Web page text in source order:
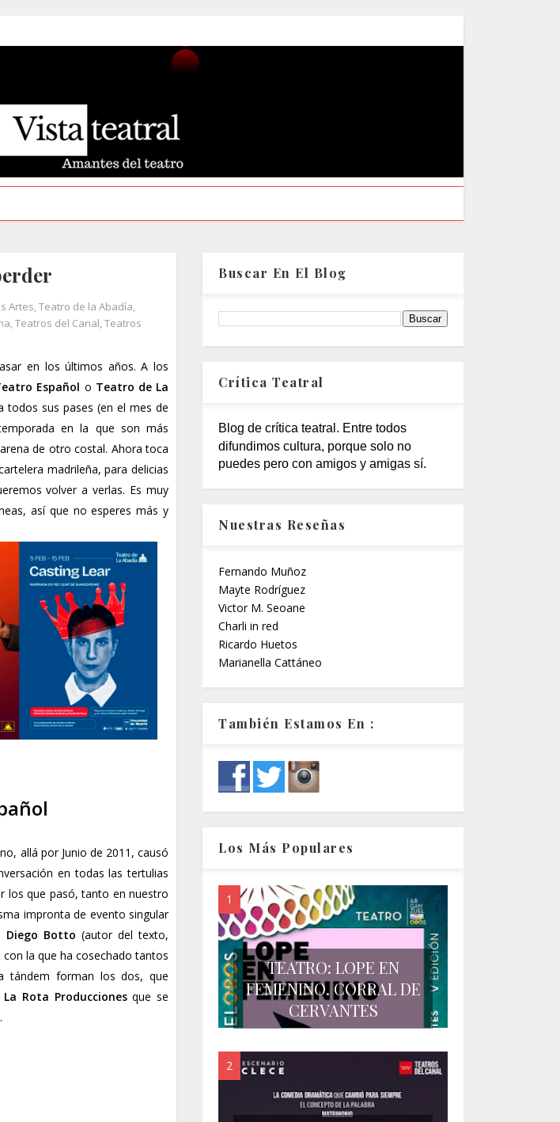
Artes,Teatro de la Abadía,
,Teatros del Canal,Teatros
en los últimos años. A los
Español o Teatro de La
todos sus pases (en el mes de
en la que son más
de otro costal. Ahora toca
madrileña, para delicias
volver a verlas. Es muy
así que no esperes más y
allá por Junio de 2011, causó
en todas las tertulias
los que pasó, tanto en nuestro
impronta de evento singular
Diego Botto (autor del texto,
la que ha cosechado tantos
tándem forman los dos, que
La Rota Produccionesque se
Buscar En El Blog
Crítica Teatral
Blog de crítica teatral. Entre todos
difundimos cultura, porque solo no
puedes pero con amigos y amigas sí.
Nuestras Reseñas
Fernando Muñoz
Mayte Rodríguez
Victor M. Seoane
Charli in red
Ricardo Huetos
Marianella Cattáneo
También Estamos En :
Los Más Populares
TEATRO: LOPE EN
FEMENINO. CORRAL DE
CERVANTES